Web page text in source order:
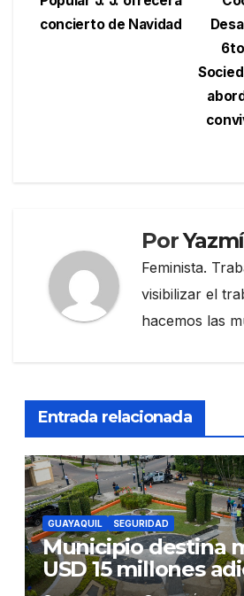
de
concierto de Navidad
Por
Feminista.
visibilizar el
hacemos las
Entrada relacionada
GUAYAQUIL SEGURIDAD
Municipio destina
USD 15 millones